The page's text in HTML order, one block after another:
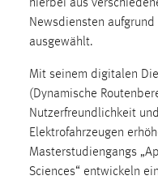
hierbei aus
Newsdiensten
ausgewählt.
Mit seinem digitalen
(Dynamische
Nutzerfreundlichkeit
Elektrofahrzeugen
Masterstudiengangs
Sciences“ entwickeln
Login
Name:
Zweck:
Dieser Cookie ist
einloggen zu können.
Cookie Laufzeit:
24 Stunden